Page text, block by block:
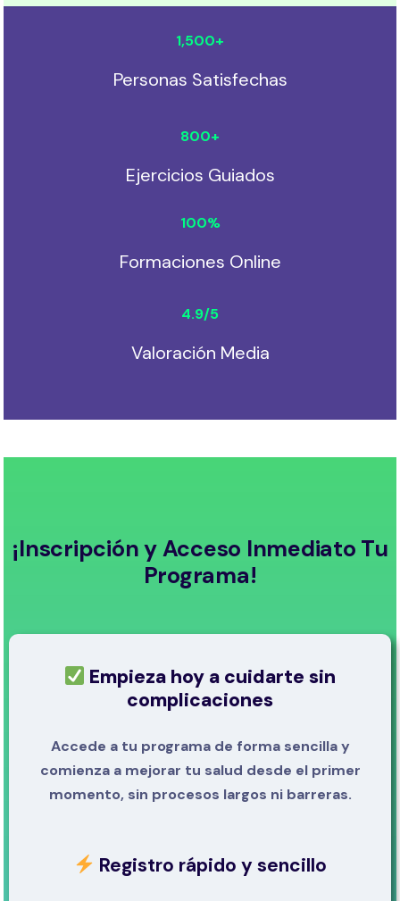
Personas Satisfechas
1,500+
Ejercicios Guiados
800+
Formaciones Online
100%
Valoración Media
4.9/5
¡Inscripción y Acceso Inmediato Tu
Programa!
Empieza hoy a cuidarte sin
complicaciones
Accede a tu programa de forma sencilla y
comienza a mejorar tu salud desde el primer
momento, sin procesos largos ni barreras.
Registro rápido y sencillo